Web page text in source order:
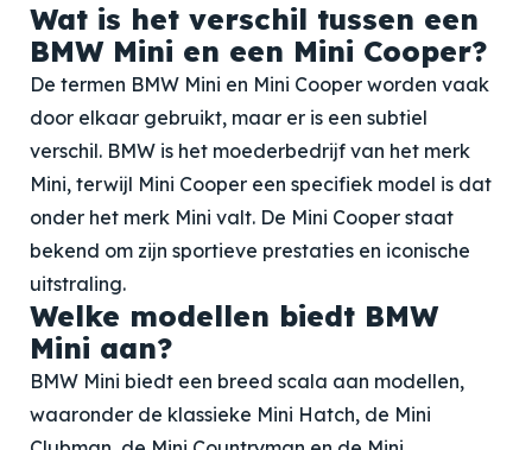
Wat is het verschil tussen een
BMW Mini en een Mini Cooper?
De termen BMW Mini en Mini Cooper worden vaak
door elkaar gebruikt, maar er is een subtiel
verschil. BMW is het moederbedrijf van het merk
Mini, terwijl Mini Cooper een specifiek model is dat
onder het merk Mini valt. De Mini Cooper staat
bekend om zijn sportieve prestaties en iconische
uitstraling.
Welke modellen biedt BMW
Mini aan?
BMW Mini biedt een breed scala aan modellen,
waaronder de klassieke Mini Hatch, de Mini